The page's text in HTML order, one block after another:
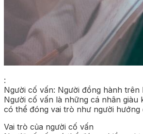
:
Người cố vấn: Người đồng hành
Người cố vấn là những cá nhân
có thể đóng vai trò như người
Vai trò của người cố vấn